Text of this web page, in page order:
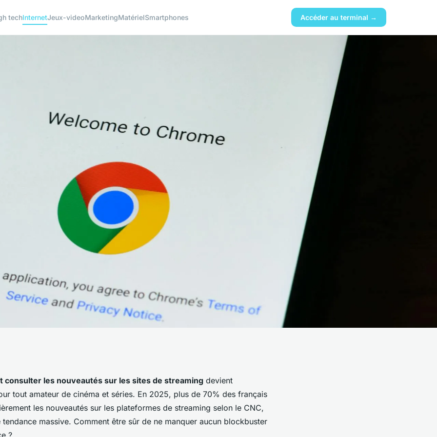
techInternetJeux-videoMarketingMatérielSmartphones Accéder au terminal →
: vredap,
consulter les nouveautés sur les sites de streaming devient
tout amateur de cinéma et séries. En 2025, plus de 70% des français
les nouveautés sur les plateformes de streaming selon le CNC,
massive. Comment être sûr de ne manquer aucun blockbuster
?